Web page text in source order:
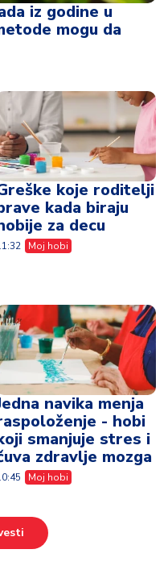
iz godine u
mogu da
koje roditelji
kada biraju
za decu
Moj hobi
navika menja
- hobi
smanjuje stres i
zdravlje mozga
Moj hobi